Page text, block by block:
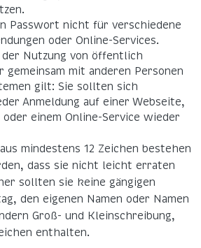
Passwort nicht für verschiedene
oder Online-Services.
der Nutzung von öffentlich
gemeinsam mit anderen Personen
gilt: Sie sollten sich
Anmeldung auf einer Webseite,
einem Online-Service wieder
mindestens 12 Zeichen bestehen
dass sie nicht leicht erraten
sollten sie keine gängigen
den eigenen Namen oder Namen
Groß- und Kleinschreibung,
enthalten.